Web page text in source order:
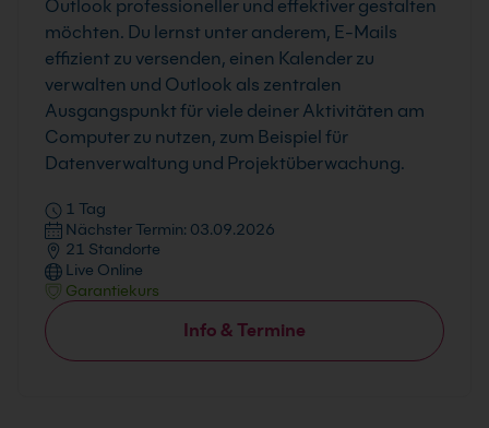
Outlook professioneller und effektiver gestalten
möchten. Du lernst unter anderem, E-Mails
effizient zu versenden, einen Kalender zu
verwalten und Outlook als zentralen
Ausgangspunkt für viele deiner Aktivitäten am
Computer zu nutzen, zum Beispiel für
Datenverwaltung und Projektüberwachung.
1 Tag
Nächster Termin: 03.09.2026
21 Standorte
Live Online
Garantiekurs
Info & Termine